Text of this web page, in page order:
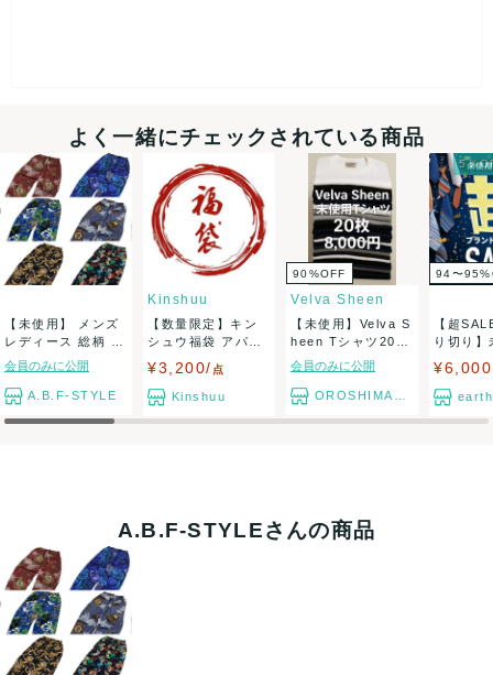
よく一緒にチェックされている商品
【未使用】 メンズ
レディース 総柄 10
～13種...
会員のみに公開
A.B.F-STYLE
Kinshuu
【数量限定】キン
シュウ福袋 アパレ
¥3,200/ 点
Kinshuu
90%OFF
Velva Sheen
【未使用】Velva S
heen Tシャツ20枚
セ...
会員のみに公開
OROSHIMARU
5％
94〜95%
【超
り切り】
A.B.F-STYLEさんの商品